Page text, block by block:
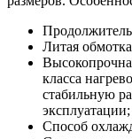
Литая
класса
стабильную
эксплуатации;
Способ